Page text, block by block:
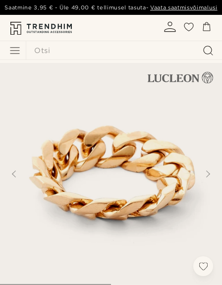
Otsi
Saatmine3,95 € - Üle 49,00 € tellimusel tasuta-Vaata saatmisvõimalusi